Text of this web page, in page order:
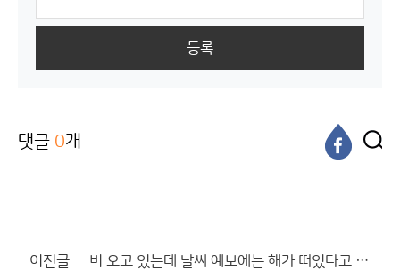
등록
댓글 0개
이전글 비 오고 있는데 날씨 예보에는 해가 떠있다고 뜨네요